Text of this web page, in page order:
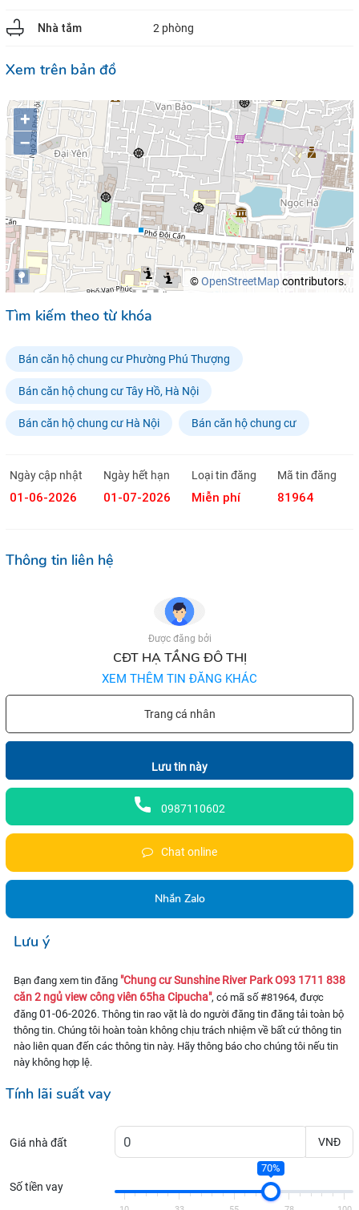
Nhà tắm 2 phòng
Xem trên bản đồ
+
–
©OpenStreetMapcontributors.
Tìm kiếm theo từ khóa
Bán căn hộ chung cư Phường Phú Thượng
Bán căn hộ chung cư Tây Hồ, Hà Nội
Bán căn hộ chung cư Hà Nội Bán căn hộ chung cư
Ngày cập nhật
01-06-2026
Ngày hết hạn
01-07-2026
Loại tin đăng
Miễn phí
Mã tin đăng
81964
Thông tin liên hệ
Được đăng bởi
CĐT HẠ TẦNG ĐÔ THỊ
XEM THÊM TIN ĐĂNG KHÁC
Trang cá nhân
Lưu tin này
0987110602
Chat online
Nhắn Zalo
Lưu ý
Bạn đang xem tin đăng "Chung cư Sunshine River Park O93 1711 838
căn 2 ngủ view công viên 65ha Cipucha", có mã số #81964, được
đăng 01-06-2026. Thông tin rao vặt là do người đăng tin đăng tải toàn bộ
thông tin. Chúng tôi hoàn toàn không chịu trách nhiệm về bất cứ thông tin
nào liên quan đến các thông tin này. Hãy thông báo cho chúng tôi nếu tin
này không hợp lệ.
Tính lãi suất vay
Giá nhà đất VNĐ
Số tiền vay
70%